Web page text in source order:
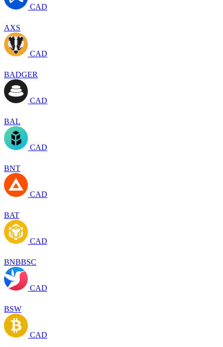
CAD
AXS
CAD
BADGER
CAD
BAL
CAD
BNT
CAD
BAT
CAD
BNBBSC
CAD
BSW
CAD